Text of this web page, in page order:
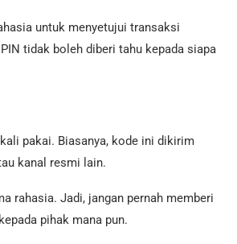
untuk menyetujui transaksi
tidak boleh diberi tahu kepada siapa
pakai. Biasanya, kode ini dikirim
kanal resmi lain.
rahasia. Jadi, jangan pernah memberi
pihak mana pun.